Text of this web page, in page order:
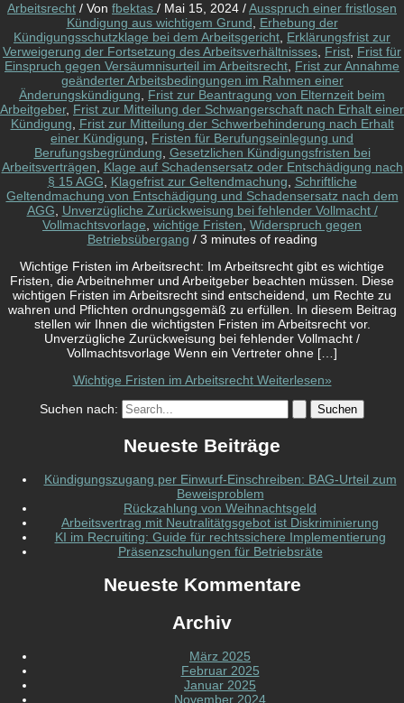
Arbeitsrecht / Von fbektas / Mai 15, 2024 /Ausspruch einer fristlosen
Kündigung aus wichtigem Grund
Erhebung der
Kündigungsschutzklage bei dem Arbeitsgericht Erklärungsfrist zur
Verweigerung der Fortsetzung des Arbeitsverhältnisses Frist Frist für
Einspruch gegen Versäumnisurteil im Arbeitsrecht Frist zur Annahme
geänderter Arbeitsbedingungen im Rahmen einer
Änderungskündigung
Frist zur Beantragung von Elternzeit beim
Arbeitgeber, Frist zur Mitteilung der Schwangerschaft nach Erhalt einer
Kündigung
Frist zur Mitteilung der Schwerbehinderung nach Erhalt
einer Kündigung
Fristen für Berufungseinlegung und
Berufungsbegründung Gesetzlichen Kündigungsfristen bei
Arbeitsverträgen
Klage auf Schadensersatz oder Entschädigung nach
§ 15 AGG
Klagefrist zur Geltendmachung
Schriftliche
Geltendmachung von Entschädigung und Schadensersatz nach dem
AGG
Unverzügliche Zurückweisung bei fehlender Vollmacht /
Vollmachtsvorlage wichtige Fristen Widerspruch gegen
Betriebsübergang / 3 minutes of reading
Wichtige Fristen im Arbeitsrecht: Im Arbeitsrecht gibt es wichtige
Fristen, die Arbeitnehmer und Arbeitgeber beachten müssen. Diese
wichtigen Fristen im Arbeitsrecht sind entscheidend, um Rechte zu
wahren und Pflichten ordnungsgemäß zu erfüllen. In diesem Beitrag
stellen wir Ihnen die wichtigsten Fristen im Arbeitsrecht vor.
Unverzügliche Zurückweisung bei fehlender Vollmacht /
Vollmachtsvorlage Wenn ein Vertreter ohne […]
Wichtige Fristen im ArbeitsrechtWeiterlesen»
Suchen nach:
Neueste Beiträge
Kündigungszugang per Einwurf-Einschreiben: BAG-Urteil zum
Beweisproblem
Rückzahlung von Weihnachtsgeld
Arbeitsvertrag mit Neutralitätgsgebot ist Diskriminierung
KI im Recruiting: Guide für rechtssichere Implementierung
Präsenzschulungen für Betriebsräte
Neueste Kommentare
Archiv
März 2025
Februar 2025
Januar 2025
November 2024